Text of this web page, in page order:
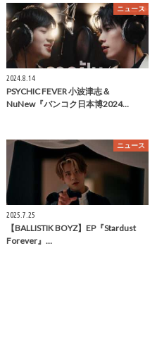
ニュース
2024.8.14
PSYCHIC FEVER 小波津志＆
NuNew『バンコク日本博2024…
ニュース
2025.7.25
【BALLISTIK BOYZ】EP『Stardust
Forever』…